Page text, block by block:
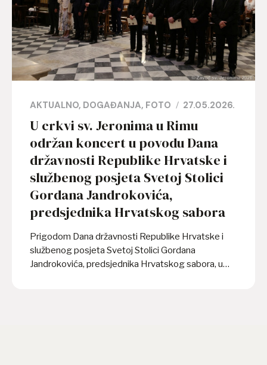
AKTUALNO DOGAĐANJA FOTO 27.05.2026.
U crkvi sv. Jeronima u Rimu
održan koncert u povodu Dana
državnosti Republike Hrvatske i
službenog posjeta Svetoj Stolici
Gordana Jandrokovića,
predsjednika Hrvatskog sabora
Prigodom Dana državnosti Republike Hrvatske i
službenog posjeta Svetoj Stolici Gordana
Jandrokovića, predsjednika Hrvatskog sabora, u